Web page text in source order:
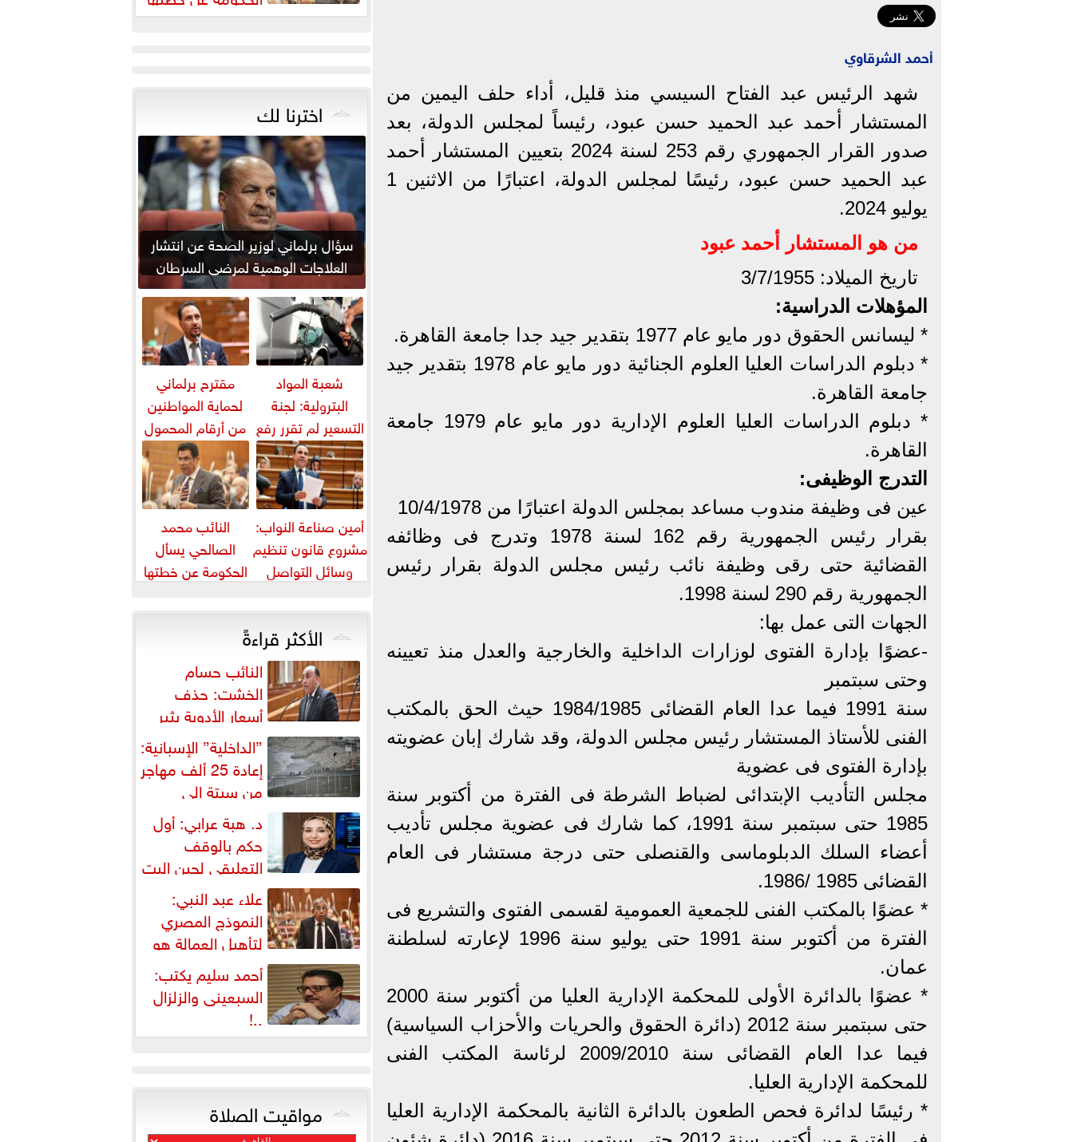
أحمد الشرقاوي
شهد الرئيس عبد الفتاح السيسي منذ قليل، أداء حلف اليمين من
المستشار أحمد عبد الحميد حسن عبود، رئيساً لمجلس الدولة، بعد
صدور القرار الجمهوري رقم 253 لسنة 2024 بتعيين المستشار أحمد
عبد الحميد حسن عبود، رئيسًا لمجلس الدولة، اعتبارًا من الاثنين 1
يوليو 2024.
من هو المستشار أحمد عبود
تاريخ الميلاد: 3/7/1955
المؤهلات الدراسية:
* ليسانس الحقوق دور مايو عام 1977 بتقدير جيد جدا جامعة القاهرة.
* دبلوم الدراسات العليا العلوم الجنائية دور مايو عام 1978 بتقدير جيد
جامعة القاهرة.
* دبلوم الدراسات العليا العلوم الإدارية دور مايو عام 1979 جامعة
القاهرة.
التدرج الوظيفى:
عين فى وظيفة مندوب مساعد بمجلس الدولة اعتبارًا من 10/4/1978
بقرار رئيس الجمهورية رقم 162 لسنة 1978 وتدرج فى وظائفه
القضائية حتى رقى وظيفة نائب رئيس مجلس الدولة بقرار رئيس
الجمهورية رقم 290 لسنة 1998.
الجهات التى عمل بها:
-عضوًا بإدارة الفتوى لوزارات الداخلية والخارجية والعدل منذ تعيينه
وحتى سبتمبر
سنة 1991 فيما عدا العام القضائى 1984/1985 حيث الحق بالمكتب
الفنى للأستاذ المستشار رئيس مجلس الدولة، وقد شارك إبان عضويته
بإدارة الفتوى فى عضوية
مجلس التأديب الإبتدائى لضباط الشرطة فى الفترة من أكتوبر سنة
1985 حتى سبتمبر سنة 1991، كما شارك فى عضوية مجلس تأديب
أعضاء السلك الدبلوماسى والقنصلى حتى درجة مستشار فى العام
القضائى 1985 /1986.
* عضوًا بالمكتب الفنى للجمعية العمومية لقسمى الفتوى والتشريع فى
الفترة من أكتوبر سنة 1991 حتى يوليو سنة 1996 لإعارته لسلطنة
عمان.
* عضوًا بالدائرة الأولى للمحكمة الإدارية العليا من أكتوبر سنة 2000
حتى سبتمبر سنة 2012 (دائرة الحقوق والحريات والأحزاب السياسية)
فيما عدا العام القضائى سنة 2009/2010 لرئاسة المكتب الفنى
للمحكمة الإدارية العليا.
* رئيسًا لدائرة فحص الطعون بالدائرة الثانية بالمحكمة الإدارية العليا
لمواجهة ارتفاع أسعار اللحوم
اخترنا لك
سؤال برلماني لوزير الصحة عن انتشار
العلاجات الوهمية لمرضى السرطان
شعبة المواد
البترولية: لجنة
التسعير لم تقرر رفع
أسعار البنزين
والسولار حتى...
مقترح برلماني
لحماية المواطنين
من أرقام المحمول
المجهولة
أمين صناعة النواب:
مشروع قانون تنظيم
وسائل التواصل
العميق ويحمي...
النائب محمد
الصالحي يسأل
الحكومة عن خطتها
اللحوم
الأكثر قراءةً
النائب حسام
الخشت: حذف
أسعار الأدوية يثير
إشكالية دستورية ويهدد حق
المواطن...
”الداخلية” الإسبانية:
إعادة 25 ألف مهاجر
من سبتة إلى
المغرب... وارتفاع حصيلة...
د. هبة عرابي: أول
حكم بالوقف
التعليقي لحين البت
في الطعن على... علاء عبد النبي:
النموذج المصري
لتأهيل العمالة هو
البديل العملي والأمثل لأزمات...
أحمد سليم يكتب:
السبعينى والزلزال
..!
مواقيت الصلاة